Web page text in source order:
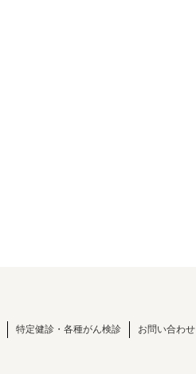
特定健診・各種がん検診 お問い合わせ